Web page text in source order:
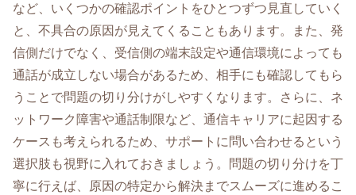
など、いくつかの確認ポイントをひとつずつ見直していく
と、不具合の原因が見えてくることもあります。また、発
信側だけでなく、受信側の端末設定や通信環境によっても
通話が成立しない場合があるため、相手にも確認してもら
うことで問題の切り分けがしやすくなります。さらに、ネ
ットワーク障害や通話制限など、通信キャリアに起因する
ケースも考えられるため、サポートに問い合わせるという
選択肢も視野に入れておきましょう。問題の切り分けを丁
寧に行えば、原因の特定から解決までスムーズに進めるこ